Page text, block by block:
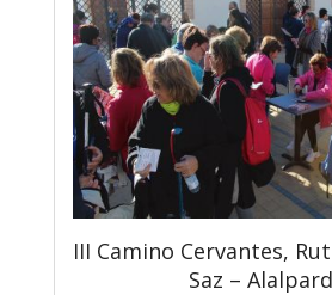
III Camino Cervantes,
Saz –